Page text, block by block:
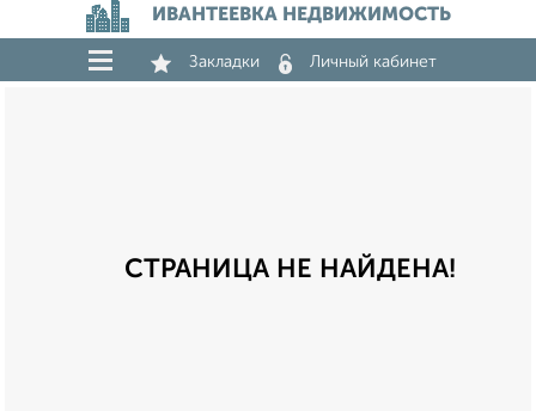
ИВАНТЕЕВКА НЕДВИЖИМОСТЬ
Закладки Личный кабинет
СТРАНИЦА НЕ НАЙДЕНА!